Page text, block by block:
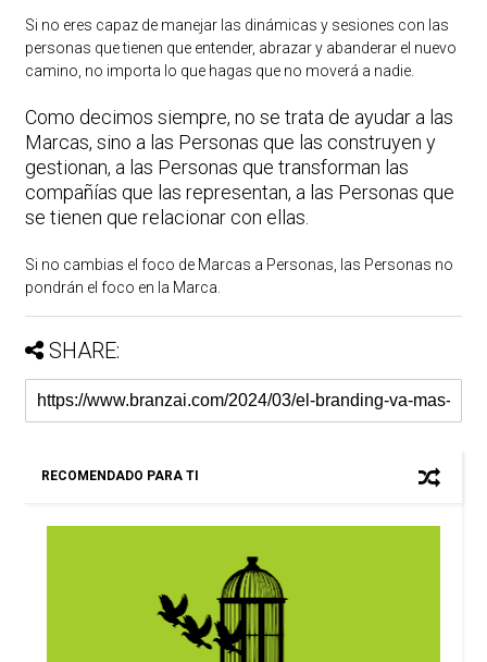
Si no eres capaz de manejar las dinámicas y sesiones con las
personas que tienen que entender, abrazar y abanderar el nuevo
camino, no importa lo que hagas que no moverá a nadie.
Como decimos siempre, no se trata de ayudar a las
Marcas, sino a las Personas que las construyen y
gestionan, a las Personas que transforman las
compañías que las representan, a las Personas que
se tienen que relacionar con ellas.
Si no cambias el foco de Marcas a Personas, las Personas no
pondrán el foco en la Marca.
SHARE:
RECOMENDADO PARA TI